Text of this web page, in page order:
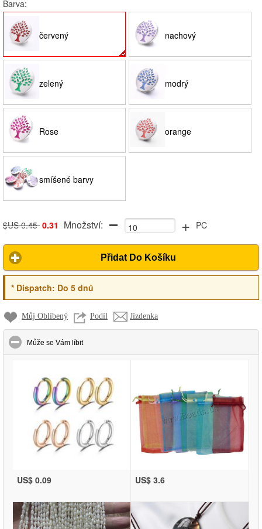
Barva:
červený nachový
zelený modrý
Rose orange
smíšené barvy
$US 0.45 0.31 Množství: + PC
Přidat Do Košíku
*Dispatch: Do 5 dnů
Můj Oblíbený Podíl Jízdenka
Může se Vám líbitclick to collapse contents
US$ 0.09 US$ 3.6